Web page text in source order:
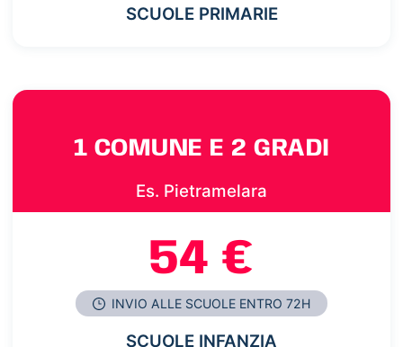
SCUOLE PRIMARIE
1 COMUNE E 2 GRADI
Es. Pietramelara
54 €
INVIO ALLE SCUOLE ENTRO 72H
SCUOLE INFANZIA